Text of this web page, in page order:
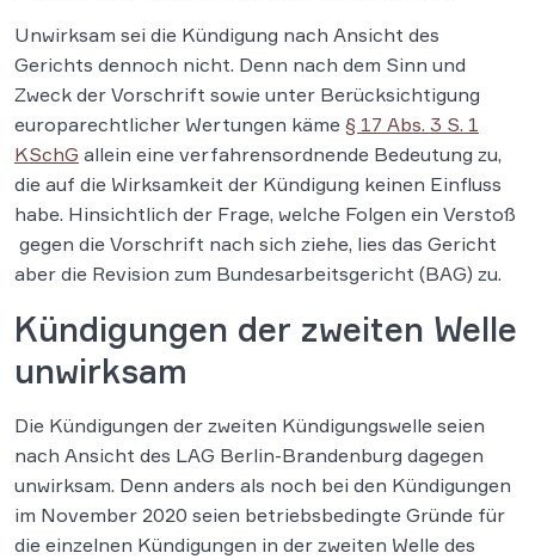
Unwirksam sei die Kündigung nach Ansicht des
Gerichts dennoch nicht. Denn nach dem Sinn und
Zweck der Vorschrift sowie unter Berücksichtigung
europarechtlicher Wertungen käme § 17 Abs. 3 S. 1
KSchG allein eine verfahrensordnende Bedeutung zu,
die auf die Wirksamkeit der Kündigung keinen Einfluss
habe. Hinsichtlich der Frage, welche Folgen ein Verstoß
gegen die Vorschrift nach sich ziehe, lies das Gericht
aber die Revision zum Bundesarbeitsgericht (BAG) zu.
Kündigungen der zweiten Welle
unwirksam
Die Kündigungen der zweiten Kündigungswelle seien
nach Ansicht des LAG Berlin-Brandenburg dagegen
unwirksam. Denn anders als noch bei den Kündigungen
im November 2020 seien betriebsbedingte Gründe für
die einzelnen Kündigungen in der zweiten Welle des